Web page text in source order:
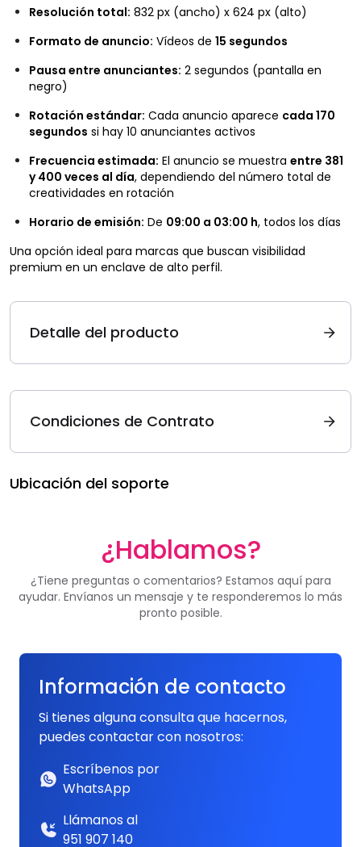
Resolución total: 832 px (ancho) x 624 px (alto)
Formato de anuncio: Vídeos de 15 segundos
Pausa entre anunciantes: 2 segundos (pantalla en
negro)
Rotación estándar: Cada anuncio aparece cada 170
segundos si hay 10 anunciantes activos
Frecuencia estimada: El anuncio se muestra entre 381
y 400 veces al día, dependiendo del número total de
creatividades en rotación
Horario de emisión: De 09:00 a 03:00 h, todos los días
Una opción ideal para marcas que buscan visibilidad
premium en un enclave de alto perfil.
Detalle del producto
Condiciones de Contrato
Ubicación del soporte
¿Hablamos?
¿Tiene preguntas o comentarios? Estamos aquí para
ayudar. Envíanos un mensaje y te responderemos lo más
pronto posible.
Información de contacto
Si tienes alguna consulta que hacernos,
puedes contactar con nosotros:
Escríbenos por
WhatsApp
Llámanos al
951 907 140